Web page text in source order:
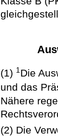
(1) 1Die
und das
Nähere
(2) Die